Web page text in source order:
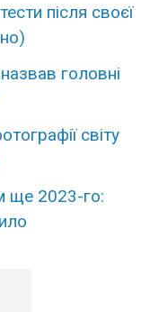
після своєї
головні
світу
ще 2023-го: